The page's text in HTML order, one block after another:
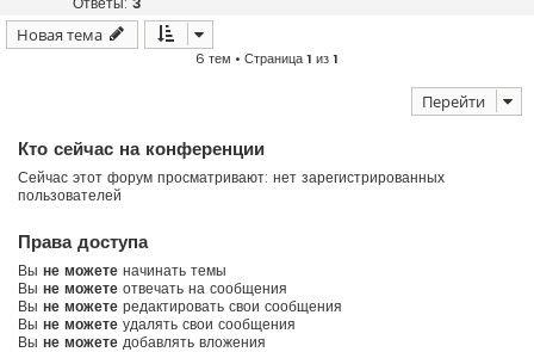
Новая тема
6 тем • Страница1 из1
Перейти
Кто сейчас на конференции
Сейчас этот форум просматривают: нет зарегистрированных
пользователей
Права доступа
Вы не можете начинать темы
Вы не можете отвечать на сообщения
Вы не можете редактировать свои сообщения
Вы не можете удалять свои сообщения
Вы не можете добавлять вложения